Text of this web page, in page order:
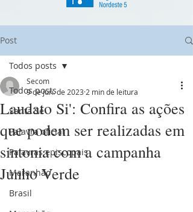
Post
Todos posts
Santa Sé
Palavra oficial
Palavras episcopais
Maranhão
Brasil
Todos posts
Laudato Si': Confira as ações
que podem ser realizadas em
sintonia com a campanha
Junho Verde
Secom
9 de jun. de 2023 2 min de leitura